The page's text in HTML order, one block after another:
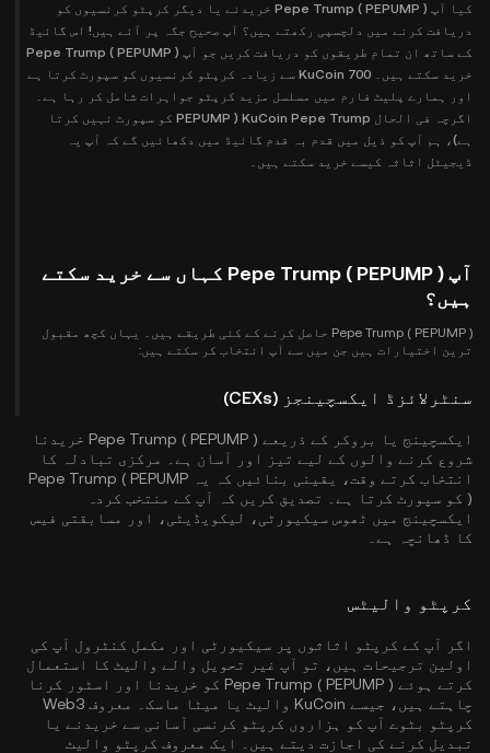
کیا آپ Pepe Trump ( PEPUMP ) خریدنے یا دیگر کرپٹو کرنسیوں کو
دریافت کرنے میں دلچسپی رکھتے ہیں؟ آپ صحیح جگہ پر آئے ہیں! اس گائیڈ
کے ساتھ ان تمام طریقوں کو دریافت کریں جو آپ Pepe Trump ( PEPUMP )
خرید سکتے ہیں۔ KuCoin 700 سے زیادہ کرپٹو کرنسیوں کو سپورٹ کرتا ہے
اور ہمارے پلیٹ فارم میں مسلسل مزید کرپٹو جواہرات شامل کر رہا ہے۔
اگرچہ فی الحال KuCoin Pepe Trump ( PEPUMP کو سپورٹ نہیں کرتا
ہے)، ہم آپ کو ذیل میں قدم بہ قدم گائیڈ میں دکھائیں گے کہ آپ یہ
ڈیجیٹل اثاثہ کیسے خرید سکتے ہیں۔
آپ Pepe Trump ( PEPUMP ) کہاں سے خرید سکتے
ہیں؟
Pepe Trump ( PEPUMP ) حاصل کرنے کے کئی طریقے ہیں۔ یہاں کچھ مقبول
ترین اختیارات ہیں جن میں سے آپ انتخاب کر سکتے ہیں:
سنٹرلائزڈ ایکسچینجز (CEXs)
ایکسچینج یا بروکر کے ذریعے Pepe Trump ( PEPUMP ) خریدنا
شروع کرنے والوں کے لیے تیز اور آسان ہے۔ مرکزی تبادلہ کا
انتخاب کرتے وقت، یقینی بنائیں کہ یہ Pepe Trump ( PEPUMP
) کو سپورٹ کرتا ہے۔ تصدیق کریں کہ آپ کے منتخب کردہ
ایکسچینج میں ٹھوس سیکیورٹی، لیکویڈیٹی، اور مسابقتی فیس
کا ڈھانچہ ہے۔
کرپٹو والیٹس
اگر آپ کے کرپٹو اثاثوں پر سیکیورٹی اور مکمل کنٹرول آپ کی
اولین ترجیحات ہیں، تو آپ غیر تحویل والے والیٹ کا استعمال
کرتے ہوئے Pepe Trump ( PEPUMP ) کو خریدنا اور اسٹور کرنا
چاہتے ہیں، جیسے KuCoin والیٹ
یا میٹا ماسک۔ معروف Web3
کرپٹو بٹوے آپ کو ہزاروں کرپٹو کرنسی آسانی سے خریدنے یا
تبدیل کرنے کی اجازت دیتے ہیں۔ ایک معروف کرپٹو والیٹ